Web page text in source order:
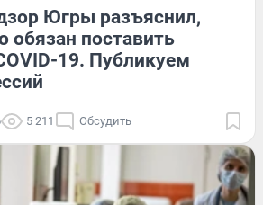
Югры разъяснил,
обязан поставить
19. Публикуем
5 211 Обсудить